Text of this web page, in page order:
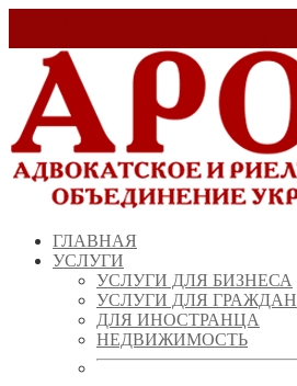
ГЛАВНАЯ
УСЛУГИ
УСЛУГИ ДЛЯ БИЗНЕСА
УСЛУГИ ДЛЯ ГРАЖДАН
ДЛЯ ИНОСТРАНЦА
НЕДВИЖИМОСТЬ